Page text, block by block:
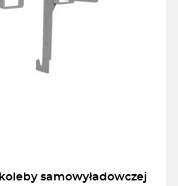
samowyładowczej